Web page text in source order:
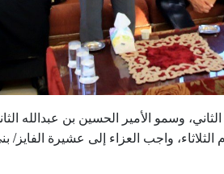
وسمو الأمير الحسين بن عبدالله
واجب العزاء إلى عشيرة